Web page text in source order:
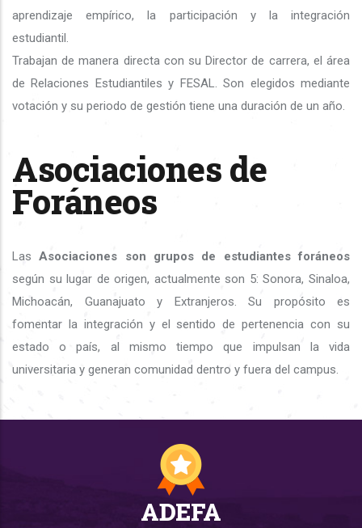
aprendizaje empírico, la participación y la integración
estudiantil.
Trabajan de manera directa con su Director de carrera, el área
de Relaciones Estudiantiles y FESAL. Son elegidos mediante
votación y su periodo de gestión tiene una duración de un año.
Asociaciones de
Foráneos
LasAsociaciones son grupos de estudiantes foráneos
según su lugar de origen, actualmente son 5: Sonora, Sinaloa,
Michoacán, Guanajuato y Extranjeros. Su propósito es
fomentar la integración y el sentido de pertenencia con su
estado o país, al mismo tiempo que impulsan la vida
universitaria y generan comunidad dentro y fuera del campus.
ADEFA